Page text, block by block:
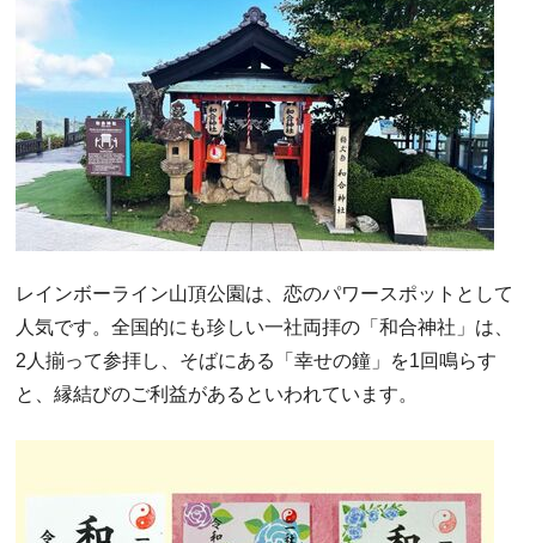
レインボーライン山頂公園は、恋のパワースポットとして
人気です。全国的にも珍しい一社両拝の「和合神社」は、
2人揃って参拝し、そばにある「幸せの鐘」を1回鳴らす
と、縁結びのご利益があるといわれています。